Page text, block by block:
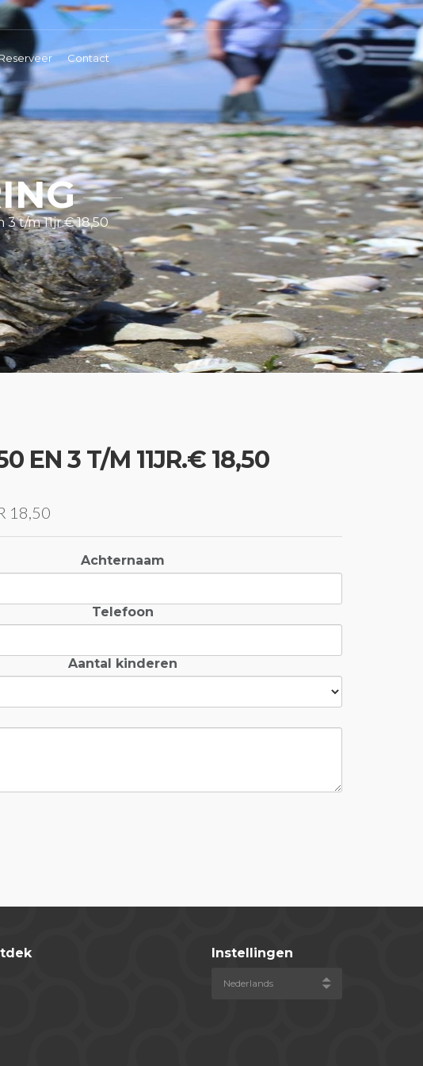
Contact
t/m 11jr.€ 18,50
EN 3 T/M 11JR.€ 18,50
18,50
Achternaam
Telefoon
Aantal kinderen
Instellingen